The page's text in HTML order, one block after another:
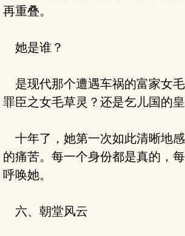
再重叠。
她是谁？
是现代那个遭遇车祸的富家女
罪臣之女毛草灵？还是乞儿国的
十年了，她第一次如此清晰地
的痛苦。每一个身份都是真的，
呼唤她。
六、朝堂风云